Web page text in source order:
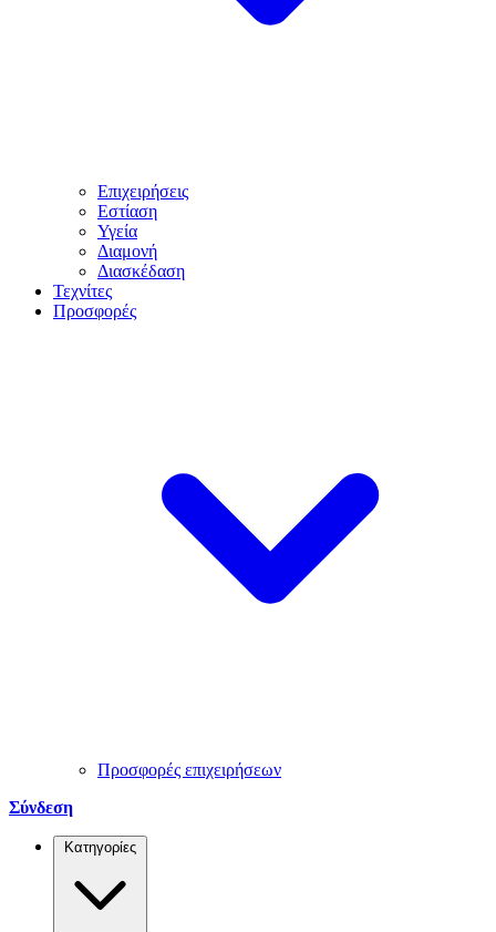
Επιχειρήσεις
Εστίαση
Υγεία
Διαμονή
Διασκέδαση
Τεχνίτες
Προσφορές
Προσφορές επιχειρήσεων
Σύνδεση
Κατηγορίες